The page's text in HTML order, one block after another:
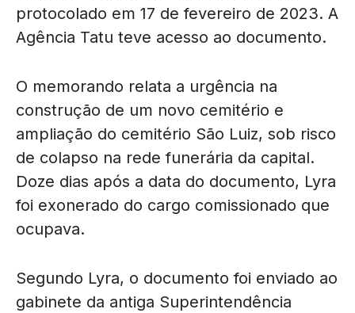
protocolado em 17 de fevereiro de 2023. A
Agência Tatu teve acesso ao documento.
O memorando relata a urgência na
construção de um novo cemitério e
ampliação do cemitério São Luiz, sob risco
de colapso na rede funerária da capital.
Doze dias após a data do documento, Lyra
foi exonerado do cargo comissionado que
ocupava.
Segundo Lyra, o documento foi enviado ao
gabinete da antiga Superintendência